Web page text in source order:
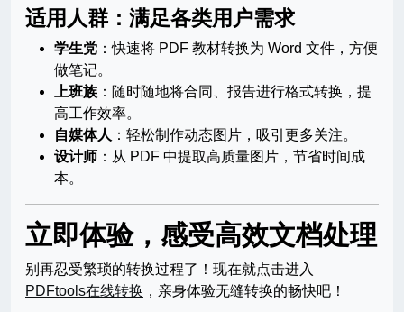
适用人群：满足各类用户需求
学生党 ：快速将 PDF 教材转换为 Word 文件，方便
做笔记。
上班族 ：随时随地将合同、报告进行格式转换，提
高工作效率。
自媒体人 ：轻松制作动态图片，吸引更多关注。
设计师 ：从 PDF 中提取高质量图片，节省时间成
本。
立即体验，感受高效文档处理
别再忍受繁琐的转换过程了！现在就点击进入
PDFtools在线转换 ，亲身体验无缝转换的畅快吧！